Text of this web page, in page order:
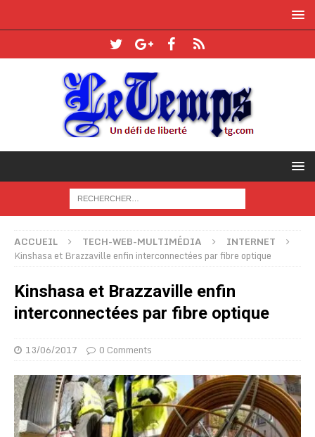
ACCUEIL TECH-WEB-MULTIMÉDIA
INTERNET
Kinshasa et Brazzaville enfin interconnectées par fibre optique
Kinshasa et Brazzaville enfin
interconnectées par fibre optique
13/06/2017 0 Comments